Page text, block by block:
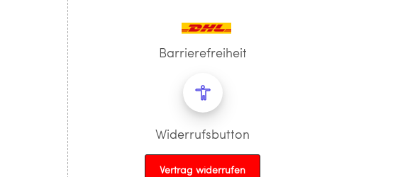
Barrierefreiheit
Widerrufsbutton
Vertrag widerrufen